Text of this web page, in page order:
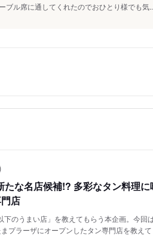
ブル席に通してくれたのでおひとり様でも気
たな名店候補!? 多彩なタン料理
店
のうまい店」を教えてもらう本企画。今回
プラーザにオープンしたタン専門店を教えて